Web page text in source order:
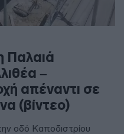
Παλαιά
–
απέναντι σε
(βίντεο)
οδό Καποδιστρίου